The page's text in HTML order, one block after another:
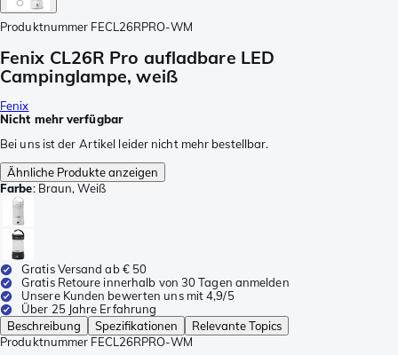
Produktnummer FECL26RPRO-WM
Fenix CL26R Pro aufladbare LED
Campinglampe, weiß
Fenix
Nicht mehr verfügbar
Bei uns ist der Artikel leider nicht mehr bestellbar.
Ähnliche Produkte anzeigen
Farbe: Braun, Weiß
Gratis Versand ab € 50
Gratis Retoure innerhalb von 30 Tagen anmelden
Unsere Kunden bewerten uns mit 4,9/5
Über 25 Jahre Erfahrung
Beschreibung
Spezifikationen
Relevante Topics
Produktnummer FECL26RPRO-WM